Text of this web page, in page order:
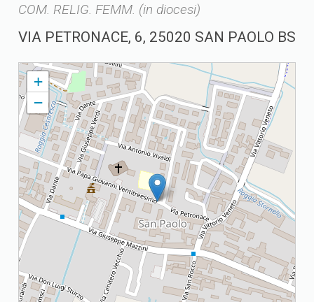
COM. RELIG. FEMM. (in diocesi)
VIA PETRONACE, 6, 25020 SAN PAOLO BS
SAN PAOLO PARROCCHIA DI S. PAOLO APOSTOLO
+
−